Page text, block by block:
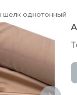
шелк однотонный